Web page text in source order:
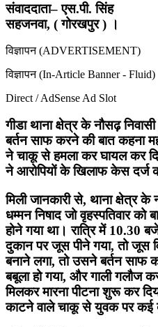
संवाददाता– एस.पी. सिंह
सहजनवा, ( गोरखपुर ) ।
विज्ञापन (ADVERTISEMENT)
विज्ञापन (In-Article Banner - Fluid)
Direct / AdSense Ad Slot
गीडा थाना क्षेत्र के नौसढ़
बर्तन साफ करने की बात कहना
ने चाकू से हमला कर घायल कर
ने आरोपियों के खिलाफ केस दर्ज
मिली जानकारी से, थाना क्षेत्र के
धम्मन निषाद जो वृहस्पतिवार को
होने गया था। रात्रि में 10.30
दुकान पर जूस पीने गया, तो जूस
बनाने लगा, तो उसने बर्तन साफ
बबूला हो गया, और गाली गलौज
मिलकर मारना पीटना शुरू कर
काटने वाले चाकू से युवक पर कई